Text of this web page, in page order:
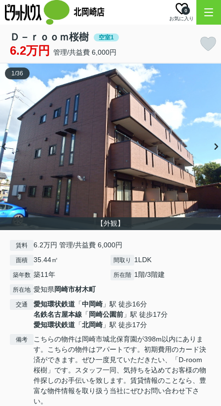
お気に入り
0
Ｄ－ｒｏｏｍ桜樹 空室1
6.2万円 管理/共益費 6,000円
【外観】
1/36
賃料 6.2万円 管理/共益費 6,000円
面積 35.44㎡ 間取り 1LDK
築年数 築11年 所在階 1階/3階建
所在地 愛知県岡崎市材木町
交通 愛知環状鉄道 「中岡崎 」駅 徒歩16分
名鉄名古屋本線 「 岡崎公園前 」駅 徒歩17分
愛知環状鉄道 「北岡崎 」駅 徒歩17分
備考
こちらの物件は岡崎市城北保育園が398m以内にありま
す。こちらの物件はアパートです。初期費用のカード決
済ができます。ぜひ一度見ていただきたい、「D-room
桜樹」です。スタッフ一同、気持ちを込めてお客様の物
件探しのお手伝いを致します。賃貸情報のことなら、豊
富な物件情報を取り扱う当社にぜひお問い合わせ下さ
い。